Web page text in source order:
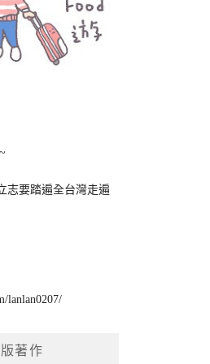
志要踏遍全台灣走遍
lanlan0207/
著作